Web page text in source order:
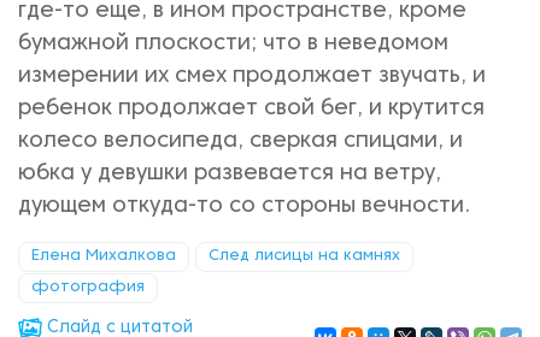
где-то еще, в ином пространстве, кроме
бумажной плоскости; что в неведомом
измерении их смех продолжает звучать, и
ребенок продолжает свой бег, и крутится
колесо велосипеда, сверкая спицами, и
юбка у девушки развевается на ветру,
дующем откуда-то со стороны вечности.
Елена Михалкова След лисицы на камнях
фотография
Cлайд с цитатой